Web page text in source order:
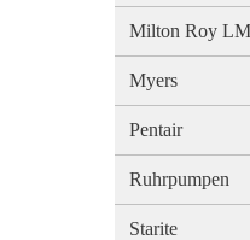
Milton Roy
Myers
Pentair
Ruhrpumpen
Starite